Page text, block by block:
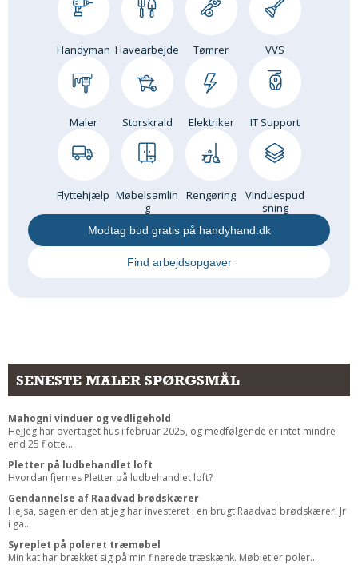
Handyman Havearbejde Tømrer VVS
Maler Storskrald Elektriker IT Support
Flyttehjælp Møbelsamlin
g
Rengøring
Vinduespud
sning
Modtag bud gratis på handyhand.dk
Find arbejdsopgaver
SENESTE MALER SPØRGSMÅL
Mahogni vinduer og vedligehold
HejJeg har overtaget hus i februar 2025, og medfølgende er intet mindre
end 25 flotte...
Pletter på ludbehandlet loft
Hvordan fjernes Pletter på ludbehandlet loft?
Gendannelse af Raadvad brødskærer
Hejsa, sagen er den at jeg har investeret i en brugt Raadvad brødskærer. Jr
i ga...
Syreplet på poleret træmøbel
Min kat har brækket sig på min finerede træskænk. Møblet er poler...